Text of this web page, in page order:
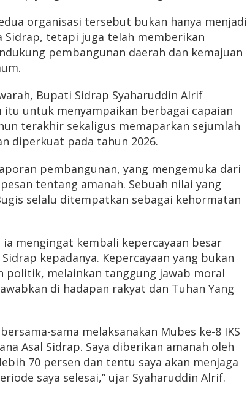
organisasi tersebut bukan hanya menjadi
Sidrap, tetapi juga telah memberikan
pembangunan daerah dan kemajuan
Bupati Sidrap Syaharuddin Alrif
untuk menyampaikan berbagai capaian
terakhir sekaligus memaparkan sejumlah
diperkuat pada tahun 2026.
pembangunan, yang mengemuka dari
tentang amanah. Sebuah nilai yang
selalu ditempatkan sebagai kehormatan
mengingat kembali kepercayaan besar
kepadanya. Kepercayaan yang bukan
politik, melainkan tanggung jawab moral
di hadapan rakyat dan Tuhan Yang
sama melaksanakan Mubes ke-8 IKS
Asal Sidrap. Saya diberikan amanah oleh
70 persen dan tentu saya akan menjaga
saya selesai,” ujar Syaharuddin Alrif.